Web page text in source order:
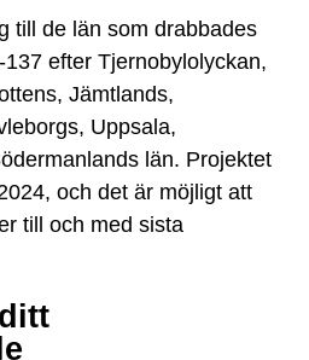
till de län som drabbades
efter Tjernobylolyckan,
Jämtlands,
Uppsala,
län. Projektet
och det är möjligt att
till och med sista